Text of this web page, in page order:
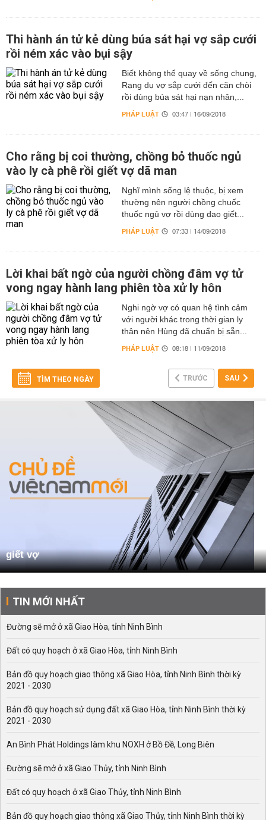
Thi hành án tử kẻ dùng búa sát hại vợ sắp cưới
rồi ném xác vào bụi sậy
Biết không thể quay về sống chung,
Rạng dụ vợ sắp cưới đến căn chòi
rồi dùng búa sát hại nạn nhân,...
PHÁP LUẬT 03:47 | 16/09/2018
Cho rằng bị coi thường, chồng bỏ thuốc ngủ
vào ly cà phê rồi giết vợ dã man
Nghĩ mình sống lệ thuộc, bị xem
thường nên người chồng chuốc
thuốc ngủ vợ rồi dùng dao giết...
PHÁP LUẬT 07:33 | 14/09/2018
Lời khai bất ngờ của người chồng đâm vợ tử
vong ngay hành lang phiên tòa xử ly hôn
Nghi ngờ vợ có quan hệ tình cảm
với người khác trong thời gian ly
thân nên Hùng đã chuẩn bị sẵn...
PHÁP LUẬT 08:18 | 11/09/2018
TÌM THEO NGÀY TRƯỚC SAU
giết vợ
TIN MỚI NHẤT
Đường sẽ mở ở xã Giao Hòa, tỉnh Ninh Bình
Đất có quy hoạch ở xã Giao Hòa, tỉnh Ninh Bình
Bản đồ quy hoạch giao thông xã Giao Hòa, tỉnh Ninh Bình thời kỳ
2021 - 2030
Bản đồ quy hoạch sử dụng đất xã Giao Hòa, tỉnh Ninh Bình thời kỳ
2021 - 2030
An Bình Phát Holdings làm khu NOXH ở Bồ Đề, Long Biên
Đường sẽ mở ở xã Giao Thủy, tỉnh Ninh Bình
Đất có quy hoạch ở xã Giao Thủy, tỉnh Ninh Bình
Bản đồ quy hoạch giao thông xã Giao Thủy, tỉnh Ninh Bình thời kỳ